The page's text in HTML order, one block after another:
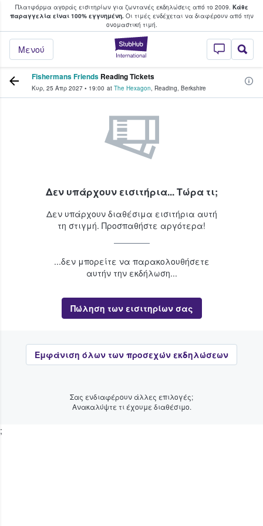
Πλατφόρμα αγοράς εισιτηρίων για ζωντανές εκδηλώσεις από το 2009. Κάθε
παραγγελία είναι 100% εγγυημένη.Οι τιμές ενδέχεται να διαφέρουν από την
oνομαστική τιμή.
StubHub - Όπου
Μενού
φαν αγοράζουν και πουλούν
Fishermans Friends Reading Tickets
Κυρ, 25 Απρ 2027 • 19:00 at The Hexagon, Reading, Berkshire
Δεν υπάρχουν εισιτήρια... Τώρα τι;
Δεν υπάρχουν διαθέσιμα εισιτήρια αυτή
τη στιγμή. Προσπαθήστε αργότερα!
...δεν μπορείτε να παρακολουθήσετε
αυτήν την εκδήλωση...
Πώληση των εισιτηρίων σας
Εμφάνιση όλων των προσεχών εκδηλώσεων
Σας ενδιαφέρουν άλλες επιλογές;
Ανακαλύψτε τι έχουμε διαθέσιμο.
;